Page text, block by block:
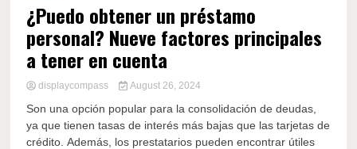
¿Puedo obtener un préstamo
personal? Nueve factores principales
a tener en cuenta
displaycompass August 26, 2024
Son una opción popular para la consolidación de deudas,
ya que tienen tasas de interés más bajas que las tarjetas de
crédito. Además, los prestatarios pueden encontrar útiles